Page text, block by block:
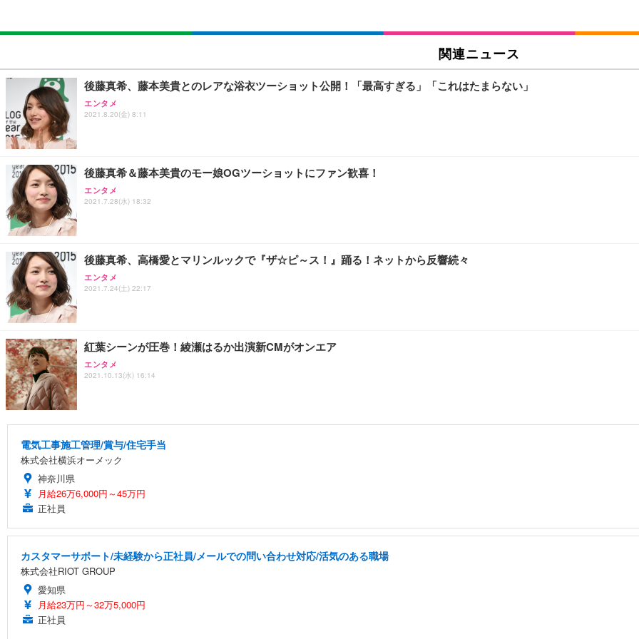
関連ニュース
後藤真希、藤本美貴とのレアな浴衣ツーショット公開！「最高すぎる」「これはたまらない」
エンタメ
2021.8.20(金) 8:11
後藤真希＆藤本美貴のモー娘OGツーショットにファン歓喜！
エンタメ
2021.7.28(水) 18:32
後藤真希、高橋愛とマリンルックで『ザ☆ピ～ス！』踊る！ネットから反響続々
エンタメ
2021.7.24(土) 22:17
紅葉シーンが圧巻！綾瀬はるか出演新CMがオンエア
エンタメ
2021.10.13(水) 16:14
電気工事施工管理/賞与/住宅手当
株式会社横浜オーメック
神奈川県
月給26万6,000円～45万円
正社員
カスタマーサポート/未経験から正社員/メールでの問い合わせ対応/活気のある職場
株式会社RIOT GROUP
愛知県
月給23万円～32万5,000円
正社員